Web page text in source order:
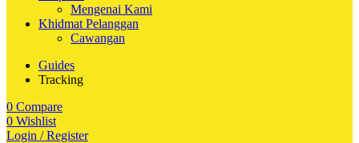
Mengenai Kami
Khidmat Pelanggan
Cawangan
Guides
Tracking
0 Compare
0 Wishlist
Login / Register